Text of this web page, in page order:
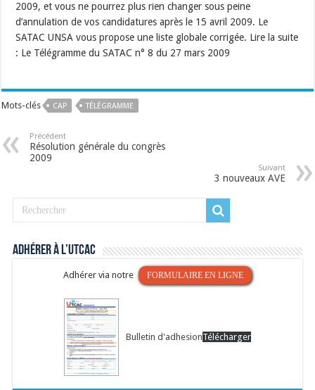
2009, et vous ne pourrez plus rien changer sous peine
d’annulation de vos candidatures après le 15 avril 2009. Le
SATAC UNSA vous propose une liste globale corrigée. Lire la suite
: Le Télégramme du SATAC n° 8 du 27 mars 2009
Mots-clés CAP TÉLÉGRAMME
Précédent
Résolution générale du congrès
2009
Suivant
3 nouveaux AVE
Adhérer à l’UTCAC
Adhérer via notre FORMULAIRE EN LIGNE
Bulletin d'adhesionTélécharger